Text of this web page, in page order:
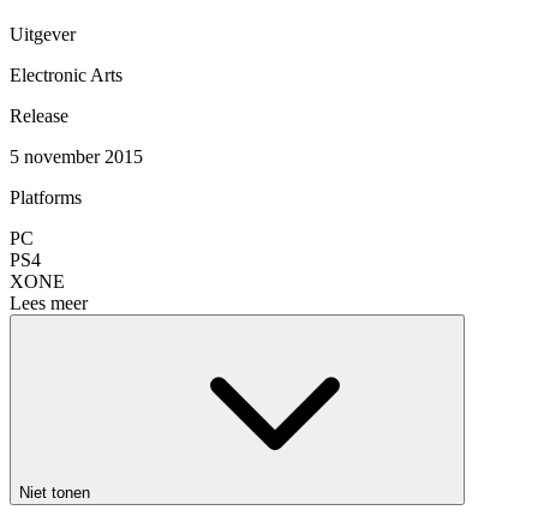
Uitgever
Electronic Arts
Release
5 november 2015
Platforms
PC
PS4
XONE
Lees meer
Niet tonen